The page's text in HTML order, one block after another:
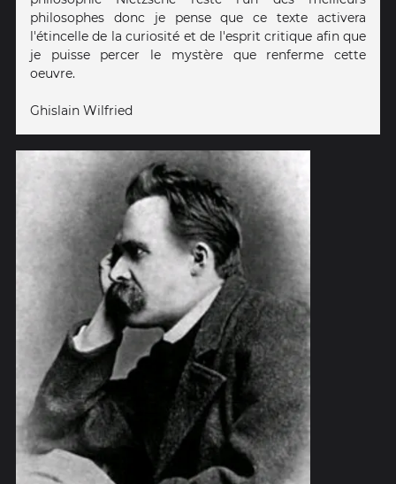
philosophes donc je pense que ce texte activera
l'étincelle de la curiosité et de l'esprit critique afin que
je puisse percer le mystère que renferme cette
oeuvre.
Ghislain Wilfried